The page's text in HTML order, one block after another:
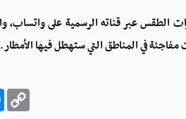
الطقس عبر قناته الرسمية على واتساب،
في المناطق التي ستهطل فيها الأمطار.
C
o